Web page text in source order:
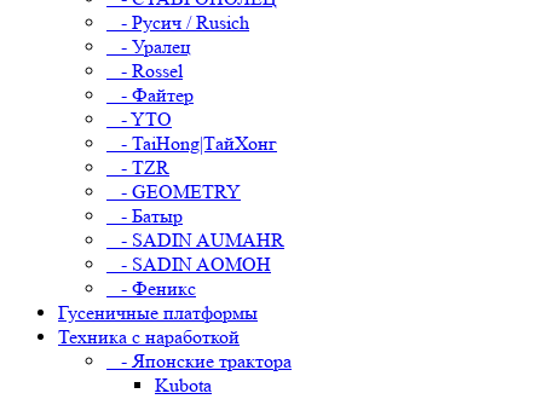
- Русич / Rusich
- Уралец
- Rossel
- Файтер
- YTO
- TaiHong|ТайХонг
- TZR
- GEOMETRY
- Батыр
- SADIN AUMAHR
- SADIN AOMOH
- Феникс
Гусеничные платформы
Техника с наработкой
- Японские трактора
Kubota